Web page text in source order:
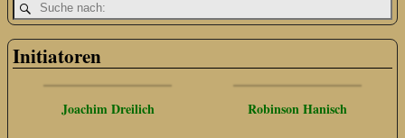
Initiatoren
Joachim Dreilich Robinson Hanisch